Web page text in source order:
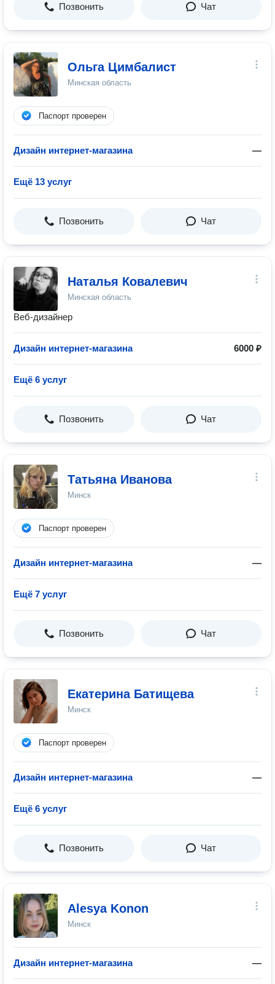
Позвонить Чат
Ольга Цимбалист
Минская область
Паспорт проверен
Дизайн интернет-магазина —
Ещё 13 услуг
Позвонить Чат
Наталья Ковалевич
Минская область
Веб-дизайнер
Дизайн интернет-магазина 6000 ₽
Ещё 6 услуг
Позвонить Чат
Татьяна Иванова
Минск
Паспорт проверен
Дизайн интернет-магазина —
Ещё 7 услуг
Позвонить Чат
Екатерина Батищева
Минск
Паспорт проверен
Дизайн интернет-магазина —
Ещё 6 услуг
Позвонить Чат
Alesya Konon
Минск
Дизайн интернет-магазина —